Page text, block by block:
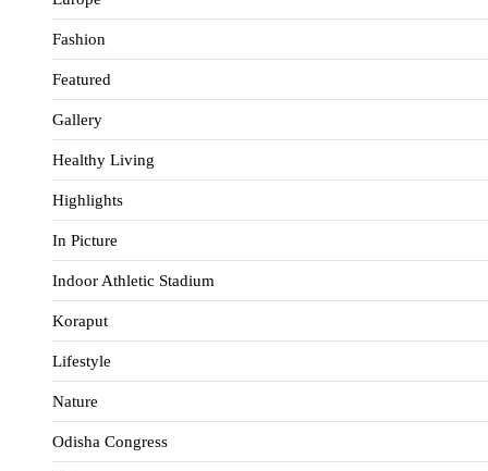
Fashion
Featured
Gallery
Healthy Living
Highlights
In Picture
Indoor Athletic Stadium
Koraput
Lifestyle
Nature
Odisha Congress